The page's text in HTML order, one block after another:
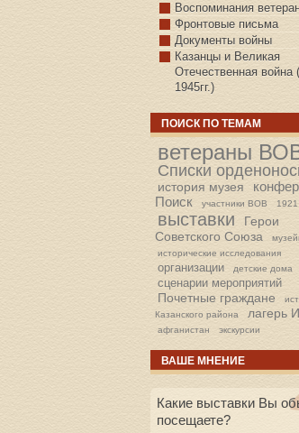
Воспоминания
Фронтовые письма
Документы войны
Казанцы и Великая
Отечественная война
1945гг.)
ПОИСК ПО ТЕМАМ
ветераны
Списки
история музея
Поиск
участники ВОВ 1921
выставки
Герои
Советского Союза
исторические исследования
организации детские дома
сценарии мероприятий
Почетные граждане
Казанского района
лагерь
афганистан экскурсии
ВАШЕ МНЕНИЕ
Какие выставки Вы
посещаете?